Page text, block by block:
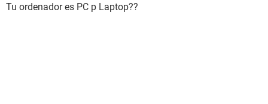
Tu ordenador es PC p Laptop??